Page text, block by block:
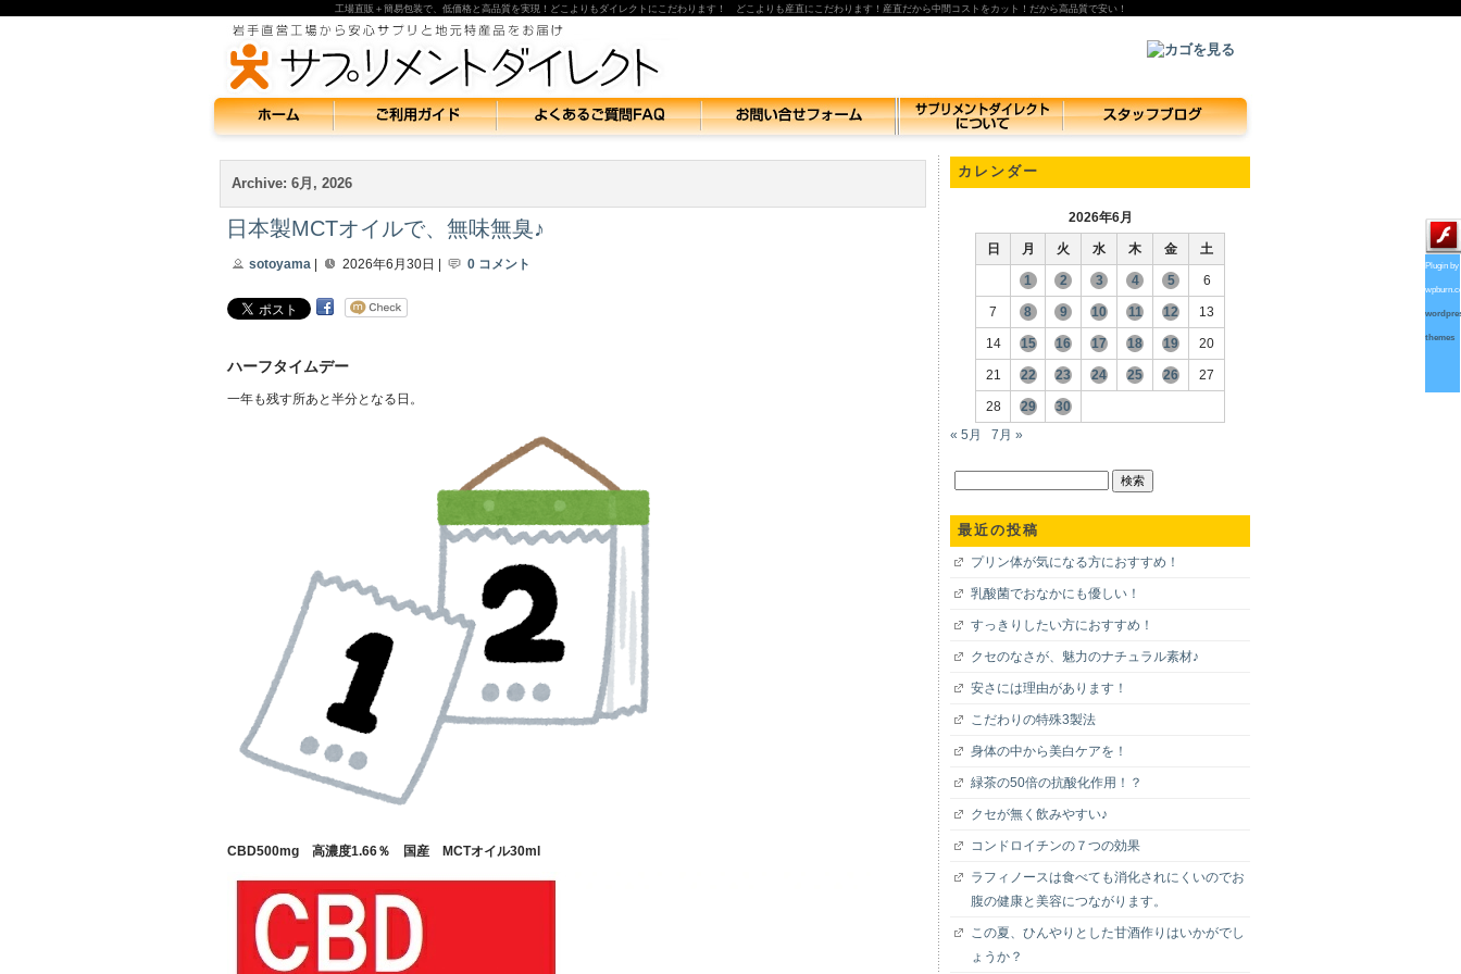
工場直販＋簡易包装で、低価格と高品質を実現！どこよりもダイレクトにこだわります！ どこよりも産直にこだわります！産直だから中間コストをカット！だから高品質で安い！
Archive: 6月, 2026
日本製MCTオイルで、無味無臭♪
sotoyama 2026年6月30日 | 0 コメント
ハーフタイムデー
一年も残す所あと半分となる日。
CBD500mg 高濃度1.66％ 国産 MCTオイル30ml
カレンダー
2026年6月
日 月 火 水 木 金 土
1 2 3 4 5 6
7 8 9 10 11 12 13
14 15 16 17 18 19 20
21 22 23 24 25 26 27
28 29
30
« 5月
7月 »
最近の投稿
プリン体が気になる方におすすめ！
乳酸菌でおなかにも優しい！
すっきりしたい方におすすめ！
クセのなさが、魅力のナチュラル素材♪
安さには理由があります！
こだわりの特殊3製法
身体の中から美白ケアを！
緑茶の50倍の抗酸化作用！？
クセが無く飲みやすい♪
コンドロイチンの７つの効果
ラフィノースは食べても消化されにくいのでお
腹の健康と美容につながります。
この夏、ひんやりとした甘酒作りはいかがでし
ょうか？
Plugin by
themes